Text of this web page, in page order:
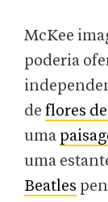
McKee
poderia
de flores
uma
uma
Beatles